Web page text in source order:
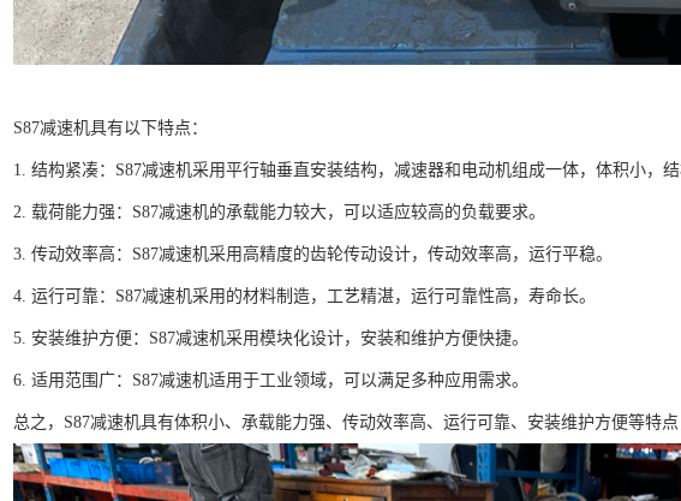
S87减速机具有以下特点：
1. 结构紧凑：S87减速机采用平行轴垂直安装结构，减速器和电动机组成一体，体积小，结
2. 载荷能力强：S87减速机的承载能力较大，可以适应较高的负载要求。
3. 传动效率高：S87减速机采用高精度的齿轮传动设计，传动效率高，运行平稳。
4. 运行可靠：S87减速机采用的材料制造，工艺精湛，运行可靠性高，寿命长。
5. 安装维护方便：S87减速机采用模块化设计，安装和维护方便快捷。
6. 适用范围广：S87减速机适用于工业领域，可以满足多种应用需求。
总之，S87减速机具有体积小、承载能力强、传动效率高、运行可靠、安装维护方便等特点